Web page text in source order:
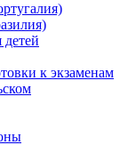
детей
к экзаменам